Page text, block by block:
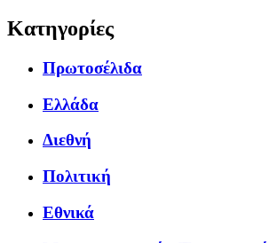
Κατηγορίες
Πρωτοσέλιδα
Ελλάδα
Διεθνή
Πολιτική
Εθνικά